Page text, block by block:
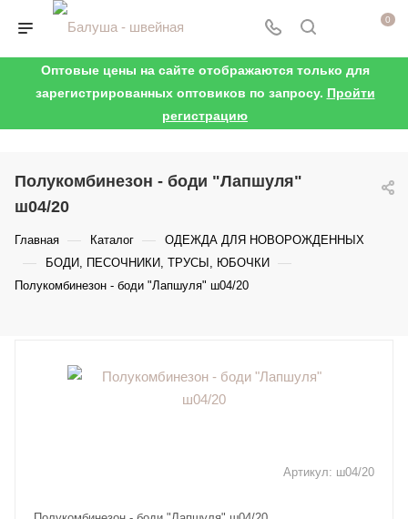
0
Оптовые цены на сайте отображаются только для
зарегистрированных оптовиков по запросу. Пройти
регистрацию
Полукомбинезон - боди "Лапшуля"
ш04/20
Главная — Каталог — ОДЕЖДА ДЛЯ НОВОРОЖДЕННЫХ
— БОДИ, ПЕСОЧНИКИ, ТРУСЫ, ЮБОЧКИ —
Полукомбинезон - боди "Лапшуля" ш04/20
Артикул: ш04/20